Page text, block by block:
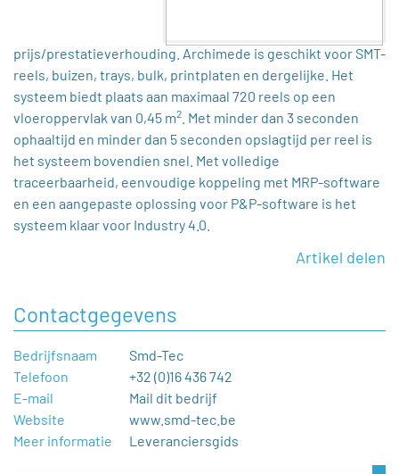
prijs/prestatieverhouding. Archimede is geschikt voor SMT-
reels, buizen, trays, bulk, printplaten en dergelijke. Het
systeem biedt plaats aan maximaal 720 reels op een
vloeroppervlak van 0,45 m2 . Met minder dan 3 seconden
ophaaltijd en minder dan 5 seconden opslagtijd per reel is
het systeem bovendien snel. Met volledige
traceerbaarheid, eenvoudige koppeling met MRP-software
en een aangepaste oplossing voor P&P-software is het
systeem klaar voor Industry 4.0.
Artikel delen
Contactgegevens
Bedrijfsnaam
Smd-Tec
Telefoon
+32 (0)16 436 742
E-mail
Mail dit bedrijf
Website
www.smd-tec.be
Meer informatie
Leveranciersgids